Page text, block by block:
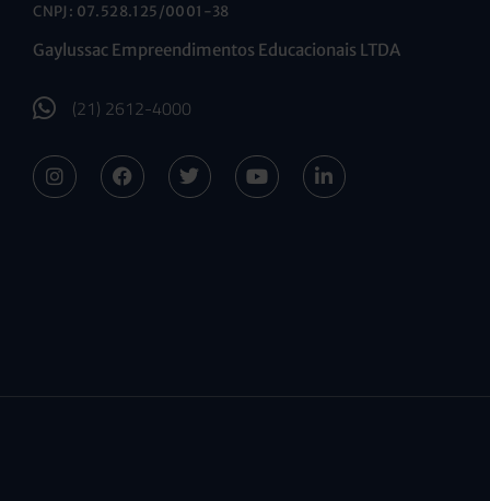
CNPJ: 07.528.125/0001-38
Gaylussac Empreendimentos Educacionais LTDA
(21) 2612-4000